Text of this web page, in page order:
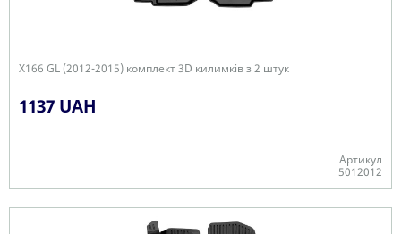
X166 GL (2012-2015) комплект 3D килимків з 2 штук
1137 UAH
Артикул
5012012